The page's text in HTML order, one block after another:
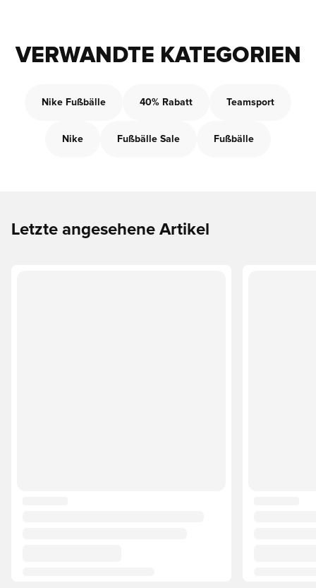
VERWANDTE KATEGORIEN
Nike Fußbälle 40% Rabatt Teamsport
Nike Fußbälle Sale Fußbälle
Letzte angesehene Artikel